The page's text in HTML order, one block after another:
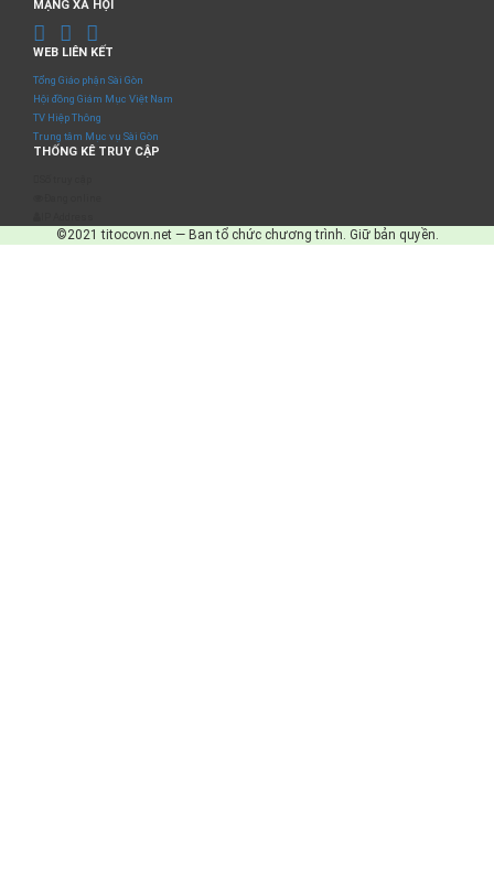
MẠNG XÃ HỘI
WEB LIÊN KẾT
Tổng Giáo phận Sài Gòn
Hội đồng Giám Mục Việt Nam
TV Hiệp Thông
Trung tâm Mục vụ Sài Gòn
THỐNG KÊ TRUY CẬP
©2021 titocovn.net — Ban tổ chức chương trình. Giữ bản quyền.